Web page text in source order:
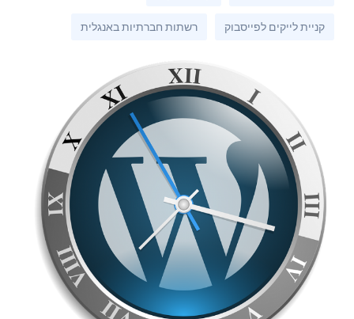
קניית לייקים לפייסבוק רשתות חברתיות באנגלית